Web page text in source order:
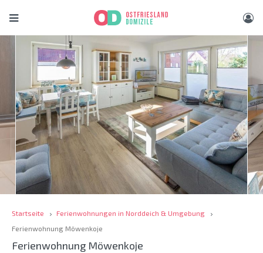
Startseite
Ferienwohnungen in Norddeich & Umgebung
Ferienwohnung Möwenkoje
Ferienwohnung Möwenkoje